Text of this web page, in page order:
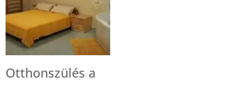
Otthonszülés a